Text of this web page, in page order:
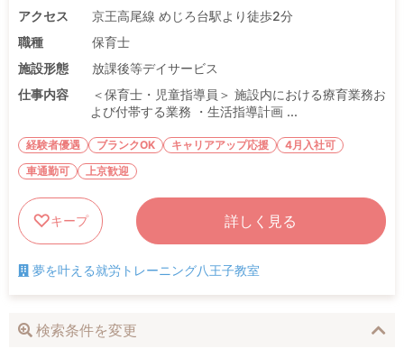
アクセス
京王高尾線 めじろ台駅より徒歩2分
職種
保育士
施設形態
放課後等デイサービス
仕事内容
＜保育士・児童指導員＞ 施設内における療育業務お
よび付帯する業務 ・生活指導計画 ...
経験者優遇 ブランクOK キャリアアップ応援
4月入社可
車通勤可
上京歓迎
キープ 詳しく見る
夢を叶える就労トレーニング八王子教室
検索条件を変更